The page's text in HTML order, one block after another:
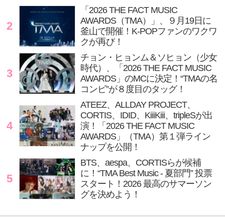
2
「2026 THE FACT MUSIC
AWARDS（TMA）」、９月19日に
釜山で開催！K-POPファンのワクワ
クが再び！
3
チョン・ヒョンム＆ソヒョン（少女
時代）、「2026 THE FACT MUSIC
AWARDS」のMCに決定！“TMAの名
コンビ”が８度目のタッグ！
4
ATEEZ、ALLDAY PROJECT、
CORTIS、IDID、KiiiKiii、tripleSが出
演！「2026 THE FACT MUSIC
AWARDS」（TMA）第１弾ライン
ナップを公開！
5
BTS、aespa、CORTISらが候補
に！“TMA Best Music - 夏部門” 投票
スタート！2026 最高のサマーソン
グを決めよう！